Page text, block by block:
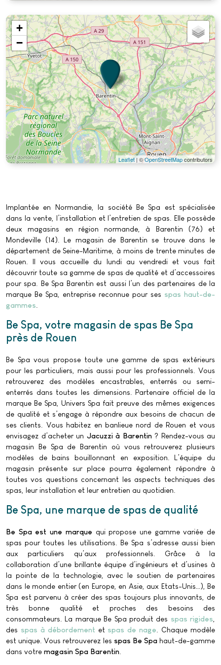
+
−
Leaflet| ©OpenStreetMapcontributors
Implantée en Normandie, la société Be Spa est spécialisée
dans la vente, l’installation et l’entretien de spas. Elle possède
deux magasins en région normande, à Barentin (76) et
Mondeville (14). Le magasin de Barentin se trouve dans le
département de Seine-Maritime, à moins de trente minutes de
Rouen. Il vous accueille du lundi au vendredi et vous fait
découvrir toute sa gamme de spas de qualité et d’accessoires
pour spa. Be Spa Barentin est aussi l’un des partenaires de la
marque Be Spa, entreprise reconnue pour ses spas haut-de-
gammes
Be Spa, votre magasin de spas Be Spa
près de Rouen
Be Spa vous propose toute une gamme de spas extérieurs
pour les particuliers, mais aussi pour les professionnels. Vous
retrouverez des modèles encastrables, enterrés ou semi-
enterrés dans toutes les dimensions. Partenaire officiel de la
marque Be Spa, Univers Spa fait preuve des mêmes exigences
de qualité et s’engage à répondre aux besoins de chacun de
ses clients. Vous habitez en banlieue nord de Rouen et vous
envisagez d’acheter un Jacuzzi à Barentin? Rendez-vous au
magasin Be Spa de Barentin où vous retrouverez plusieurs
modèles de bains bouillonnant en exposition. L’équipe du
magasin présente sur place pourra également répondre à
toutes vos questions concernant les aspects techniques des
spas, leur installation et leur entretien au quotidien.
Be Spa, une marque de spas de qualité
Be Spa est une marque qui propose une gamme variée de
spas pour toutes les utilisations. Be Spa s’adresse aussi bien
aux particuliers qu’aux professionnels. Grâce à la
collaboration d’une brillante équipe d’ingénieurs et d’usines à
la pointe de la technologie, avec le soutien de partenaires
dans le monde entier (en Europe, en Asie, aux Etats-Unis…), Be
Spa est parvenu à créer des spas toujours plus innovants, de
très bonne qualité et proches des besoins des
consommateurs. La marque Be Spa produit des spas rigides
des spas à débordement et spas de nage . Chaque modèle
est unique. Vous retrouverez les spas Be Spahaut-de-gamme
dans votre magasin Spa Barentin